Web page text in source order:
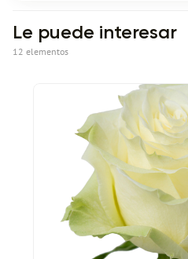
Le puede interesar
12 elementos